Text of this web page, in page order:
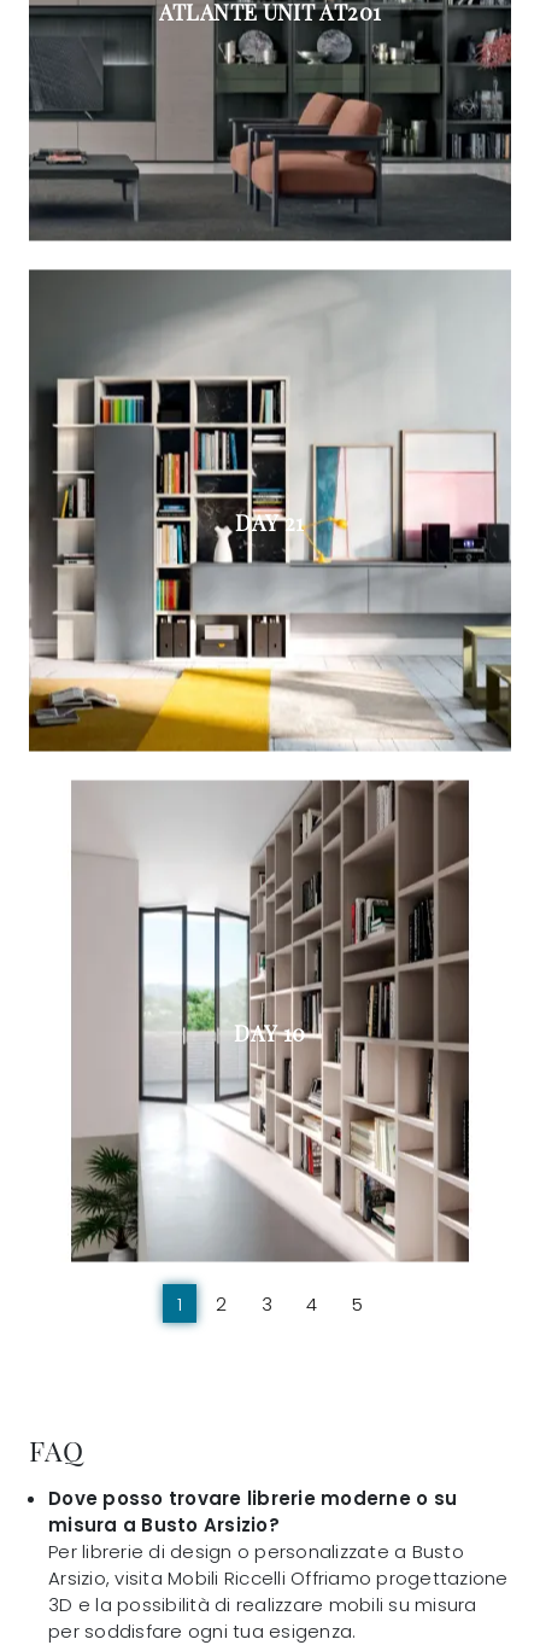
ATLANTE UNIT AT201
DAY 21
DAY 10
1 2 3 4 5
FAQ
Dove posso trovare librerie moderne o su
misura a Busto Arsizio?
Per librerie di design o personalizzate a Busto
Arsizio, visita Mobili Riccelli Offriamo progettazione
3D e la possibilità di realizzare mobili su misura
per soddisfare ogni tua esigenza.